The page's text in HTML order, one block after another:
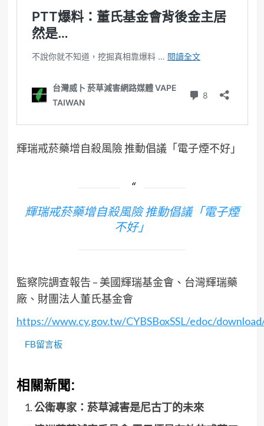
輝瑞戒菸藥增自殺風險 推動倡議「電子煙不好」
輝瑞戒菸藥增自殺風險 推動倡議「電子煙
不好」
監察院調查報告 – 美國輝瑞基金會、台灣輝瑞藥
廠、財團法人董氏基金會
https://www.cy.gov.tw/CYBSBoxSSL/edoc/
FB留言板
相關新聞:
公衛專家：菸草減害是尼古丁的未來